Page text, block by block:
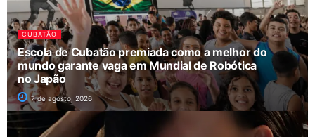
CUBATÃO
Escola de Cubatão premiada como a melhor do
mundo garante vaga em Mundial de Robótica
no Japão
7 de agosto, 2026